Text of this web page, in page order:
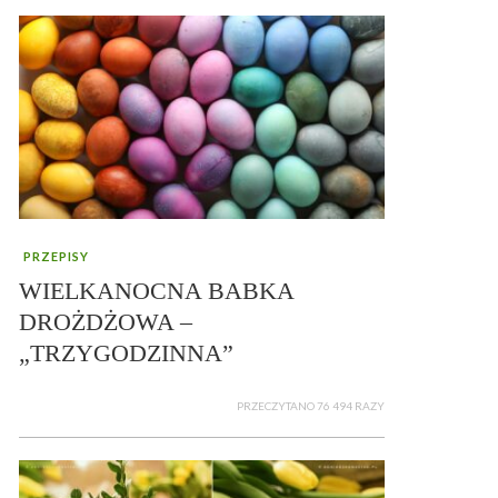
PRZEPISY
WIELKANOCNA BABKA
DROŻDŻOWA –
„TRZYGODZINNA”
PRZECZYTANO 76 494 RAZY